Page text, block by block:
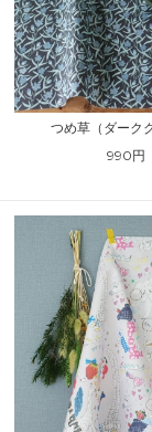
つめ草（ダーク
990円